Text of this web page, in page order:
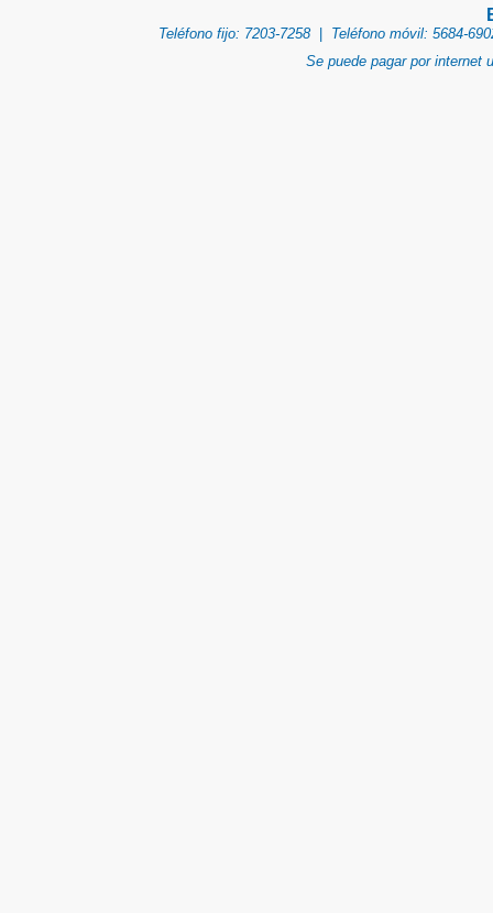
Teléfono fijo: 7203-7258| Teléfono móvil: 5684-
Se puede pagar por internet